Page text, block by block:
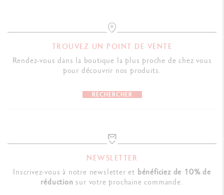
TROUVEZ UN POINT DE VENTE
Rendez-vous dans la boutique la plus proche de chez vous
pour découvrir nos produits.
RECHERCHER
NEWSLETTER
Inscrivez-vous à notre newsletter et bénéficiez de 10% de
réduction sur votre prochaine commande.